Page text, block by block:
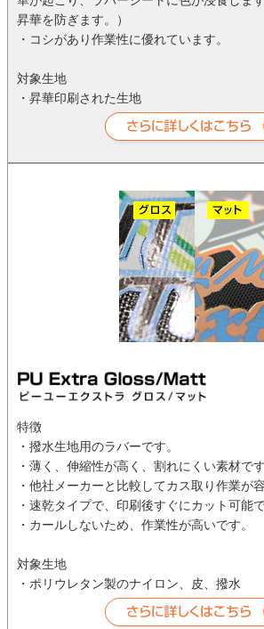
昇華を防ぎます。）
・コシがあり作業性に優れています。
対象生地
・昇華印刷された生地
特徴
・撥水生地用のラバーです。
・薄く、伸縮性が高く、割れにくい素材です
・他社メーカーと比較してカス取り作業が容
・速乾タイプで、印刷後すぐにカット可能で
・カールしないため、作業性が高いです。
対象生地
・ポリウレタン製のナイロン、皮、撥水